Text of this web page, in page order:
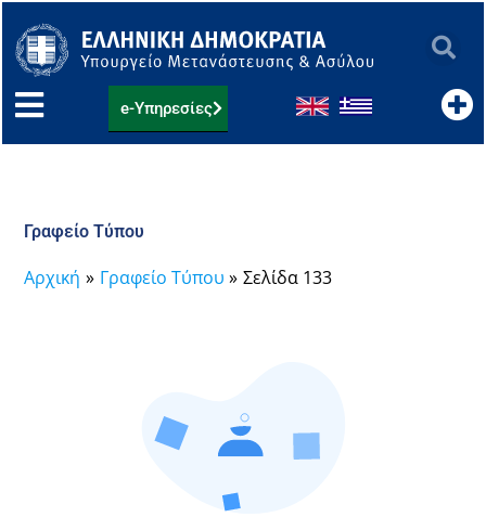
στο
περιεχόμενο
e-Υπηρεσίες
Γραφείο Τύπου
Αρχική Γραφείο Τύπου Σελίδα 133